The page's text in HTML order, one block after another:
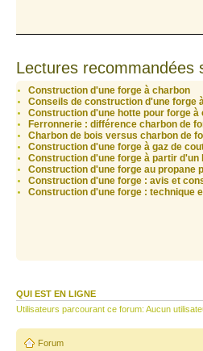
Lectures recommandées
Construction d'une forge à charbon
Conseils de construction d'une forge
Construction d'une hotte pour forge à
Ferronnerie : différence charbon de
Charbon de bois versus charbon de
Construction d'une forge à gaz de
Construction d'une forge à partir d'un
Construction d'une forge au propane
Construction d'une forge : avis et
Construction d'une forge : technique
QUI EST EN LIGNE
Utilisateurs parcourant ce forum: Aucun
Forum